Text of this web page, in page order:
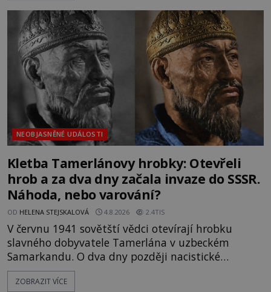
mezi vůdce protihusitského boje. Za manželku má
skutečně jistou
NEOBJASNĚNÉ UDÁLOSTI
Kletba Tamerlánovy hrobky: Otevřeli
hrob a za dva dny začala invaze do SSSR.
Náhoda, nebo varování?
OD HELENA STEJSKALOVÁ 4.8.2026 2.4TIS
V červnu 1941 sovětští vědci otevírají hrobku
slavného dobyvatele Tamerlána v uzbeckém
Samarkandu. O dva dny později nacistické
Německo zahajuje operaci Barbarossa a napadá
Sovětský svaz. Shoda dat je natolik zarážející, že se
ZOBRAZIT VÍCE